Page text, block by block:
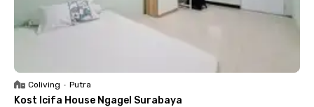
Coliving • Putra
Kost Icifa House Ngagel Surabaya